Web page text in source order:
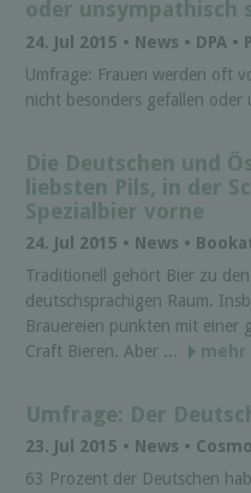
oder unsympathisch
24. Jul 2015 • News • DPA
Umfrage: Frauen werden oft
nicht besonders gefallen oder
Die Deutschen und
liebsten Pils, in der
Spezialbier vorne
24. Jul 2015 • News •
Traditionell gehört Bier zu
deutschsprachigen Raum.
Brauereien punkten mit einer
Craft Bieren. Aber ...
mehr
Umfrage: Der
23. Jul 2015 • News •
63 Prozent der Deutschen